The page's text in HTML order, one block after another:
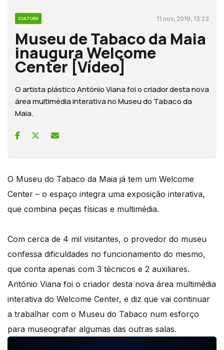
CULTURA 11 nov, 2019, 13:23
Museu de Tabaco da Maia
inaugura Welcome
Center [Vídeo]
O artista plástico António Viana foi o criador desta nova
área multimédia interativa no Museu do Tabaco da
Maia.
O Museu do Tabaco da Maia já tem um Welcome
Center – o espaço integra uma exposição interativa,
que combina peças físicas e multimédia.
Com cerca de 4 mil visitantes, o provedor do museu
confessa dificuldades no funcionamento do mesmo,
que conta apenas com 3 técnicos e 2 auxiliares.
António Viana foi o criador desta nova área multimédia
interativa do Welcome Center, e diz que vai continuar
a trabalhar com o Museu do Tabaco num esforço
para museografar algumas das outras salas.